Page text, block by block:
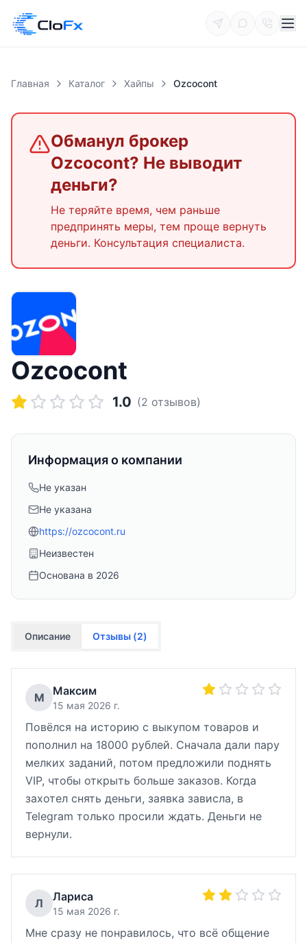
Главная Каталог Хайпы Ozcocont
Обманул брокер
Ozcocont? Не выводит
деньги?
Не теряйте время, чем раньше
предпринять меры, тем проще вернуть
деньги. Консультация специалиста.
Ozcocont
1.0 (2 отзывов)
Информация о компании
Не указан
Не указана
https://ozcocont.ru
Неизвестен
Основана в 2026
Описание Отзывы (2)
М Максим
15 мая 2026 г.
Повёлся на историю с выкупом товаров и
пополнил на 18000 рублей. Сначала дали пару
мелких заданий, потом предложили поднять
VIP, чтобы открыть больше заказов. Когда
захотел снять деньги, заявка зависла, в
Telegram только просили ждать. Деньги не
вернули.
Л Лариса
15 мая 2026 г.
Мне сразу не понравилось, что всё общение